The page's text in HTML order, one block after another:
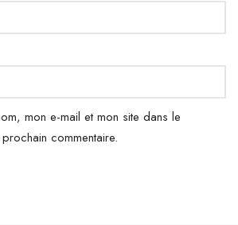
mon e-mail et mon site dans le
commentaire.